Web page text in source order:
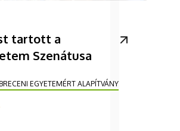
tartott a
Szenátusa
EGYETEMÉRT ALAPÍTVÁNY